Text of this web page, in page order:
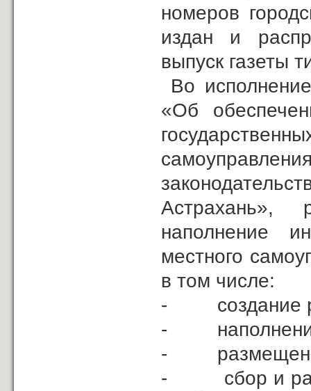
номеров
издан и
выпуск газеты
Во
«Об
Астрахань»,
наполнение
местного
в том числе:
- создание
- наполнение
- размещение
- сбор и